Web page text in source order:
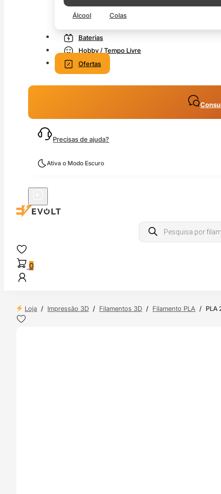
Álcool Colas
Baterias
Hobby / Tempo Livre
Ofertas
Precisas de ajuda?
Ativa o Modo Escuro
Products
search
0
Loja / Impressão 3D / Filamentos 3D / Filamento PLA / PLA